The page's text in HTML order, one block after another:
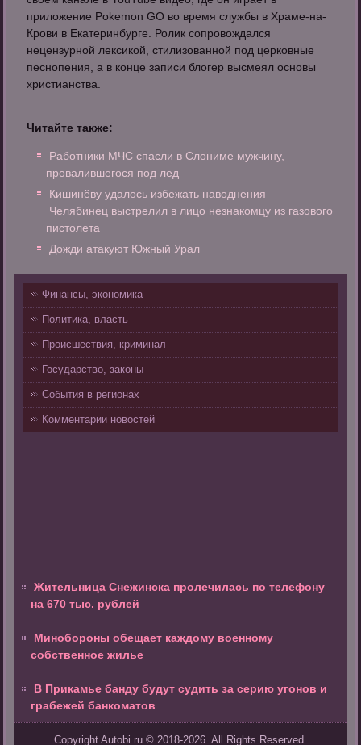
приложение Pokemon GO во время службы в Храме-на-
Крови в Екатеринбурге. Ролик сопровождался
нецензурной лексикой, стилизованной под церковные
песнопения, а в конце записи блогер высмеял основы
христианства.
Читайте также:
Работники МЧС спасли в Слониме мужчину,
провалившегося под лед
Кишинёву удалось избежать наводнения
Челябинец выстрелил в лицо незнакомцу из газового
пистолета
Дожди атакуют Южный Урал
Финансы, экономика
Политика, власть
Происшествия, криминал
Государство, законы
События в регионах
Комментарии новостей
Жительница Снежинска пролечилась по телефону
на 670 тыс. рублей
Минобороны обещает каждому военному
собственное жилье
В Прикамье банду будут судить за серию угонов и
грабежей банкоматов
Copyright Autobi.ru © 2018-2026. All Rights Reserved.